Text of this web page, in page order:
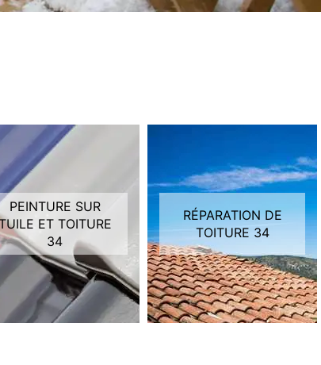
PEINTURE SUR
ET TOITURE
34
RÉPARATION DE
TOITURE 34